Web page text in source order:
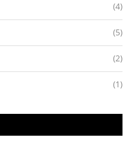
(4)
(5)
(2)
(1)